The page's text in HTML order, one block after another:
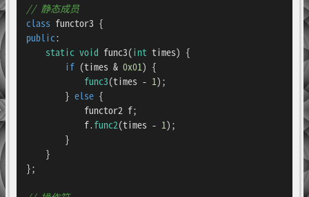
// 静态成员
class functor3
public:
static void func3(int times) {
if (times & 0x01) {
func3(times - 1);
        }
else {
            functor2 f;
            f.
func2(times - 1);
        }
    }
};